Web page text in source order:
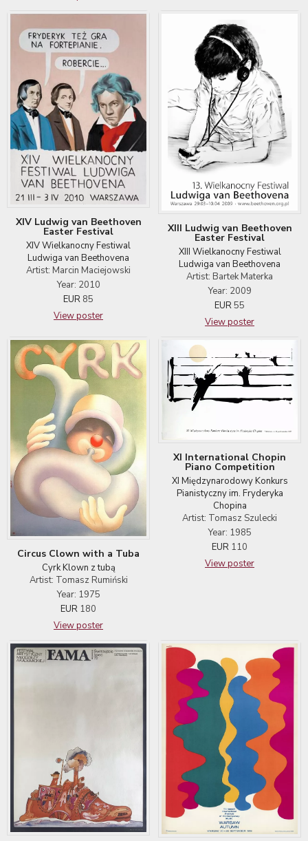
XIV Ludwig van Beethoven
Easter Festival
XIV Wielkanocny Festiwal
Ludwiga van Beethovena
Artist: Marcin Maciejowski
Year: 2010
EUR 85
View poster
XIII Ludwig van Beethoven
Easter Festival
XIII Wielkanocny Festiwal
Ludwiga van Beethovena
Artist: Bartek Materka
Year: 2009
EUR55
View poster
Circus Clown with a Tuba
Cyrk Klown z tubą
Artist: Tomasz Rumiński
Year: 1975
EUR 180
View poster
XI International Chopin
Piano Competition
XI Międzynarodowy Konkurs
Pianistyczny im. Fryderyka
Chopina
Artist: Tomasz Szulecki
Year: 1985
EUR 110
View poster